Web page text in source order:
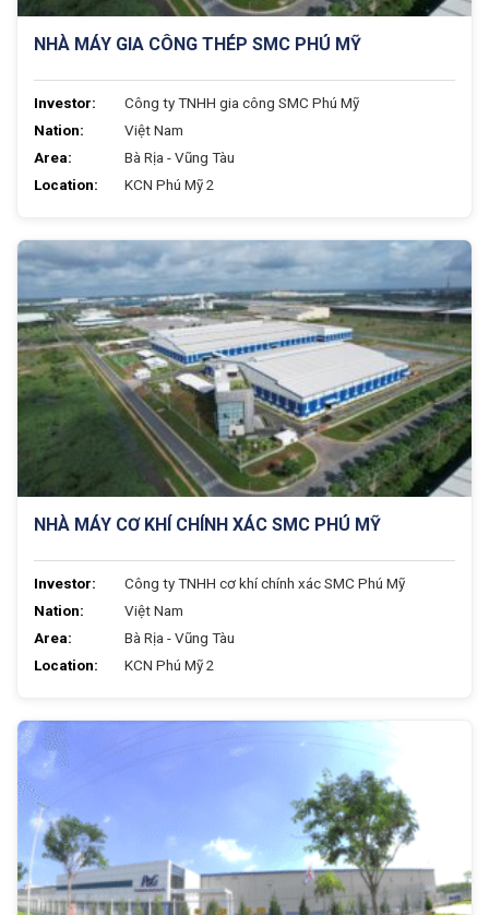
NHÀ MÁY GIA CÔNG THÉP SMC PHÚ MỸ
Investor:
Công ty TNHH gia công SMC Phú Mỹ
Nation:
Việt Nam
Area:
Bà Rịa - Vũng Tàu
Location:
KCN Phú Mỹ 2
NHÀ MÁY CƠ KHÍ CHÍNH XÁC SMC PHÚ MỸ
Investor:
Công ty TNHH cơ khí chính xác SMC Phú Mỹ
Nation:
Việt Nam
Area:
Bà Rịa - Vũng Tàu
Location:
KCN Phú Mỹ 2